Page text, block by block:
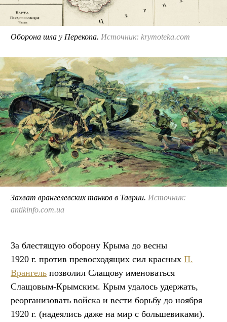
Оборона шла у Перекопа. Источник: krymoteka.com
Захват врангелевских танков в Таврии. Источник:
antikinfo.com.ua
За блестящую оборону Крыма до весны
1920 г. против превосходящих сил красных П.
Врангель позволил Слащову именоваться
Слащовым-Крымским. Крым удалось удержать,
реорганизовать войска и вести борьбу до ноября
1920 г. (надеялись даже на мир с большевиками).